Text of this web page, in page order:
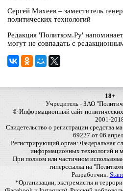
Сергей Михеев – заместитель
политических технологий
Редакция 'Политком.Ру'
могут не совпадать с
18+
Учредитель - ЗАО
© Информационный сайт
2001-
Свидетельство о регистрации
69227 от 06
Регистрирующий орган: Федеральная
информационных технологий и
При полном или частичном
гиперссылка на
Разработчик:
*Организации, экстремисты и